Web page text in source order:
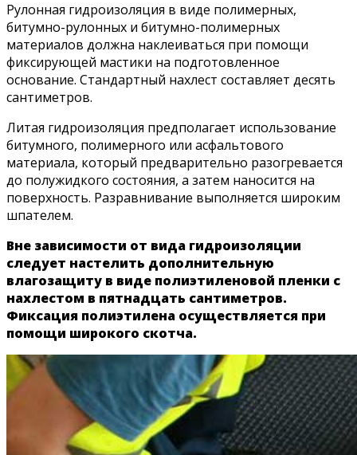
Рулонная гидроизоляция в виде полимерных,
битумно-рулонных и битумно-полимерных
материалов должна наклеиваться при помощи
фиксирующей мастики на подготовленное
основание. Стандартный нахлест составляет десять
сантиметров.
Литая гидроизоляция предполагает использование
битумного, полимерного или асфальтового
материала, который предварительно разогревается
до полужидкого состояния, а затем наносится на
поверхность. Разравнивание выполняется широким
шпателем.
Вне зависимости от вида гидроизоляции
следует настелить дополнительную
влагозащиту в виде полиэтиленовой пленки с
нахлестом в пятнадцать сантиметров.
Фиксация полиэтилена осуществляется при
помощи широкого скотча.